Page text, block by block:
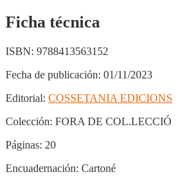
Ficha técnica
ISBN: 9788413563152
Fecha de publicación: 01/11/2023
Editorial: COSSETANIA EDICIONS
Colección: FORA DE COL.LECCIÓ
Páginas: 20
Encuadernación: Cartoné